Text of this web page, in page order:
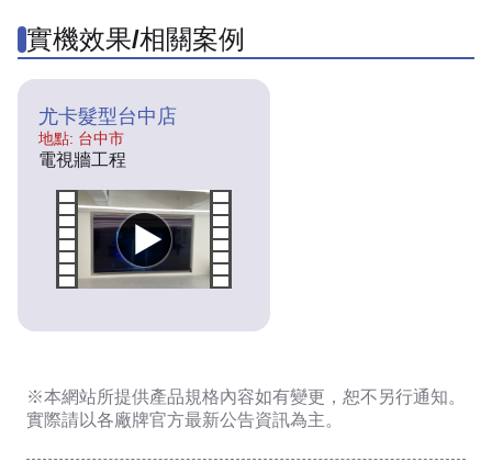
實機效果/相關案例
尤卡髮型台中店
地點: 台中市
電視牆工程
※本網站所提供產品規格內容如有變更，恕不另行通知。
實際請以各廠牌官方最新公告資訊為主。